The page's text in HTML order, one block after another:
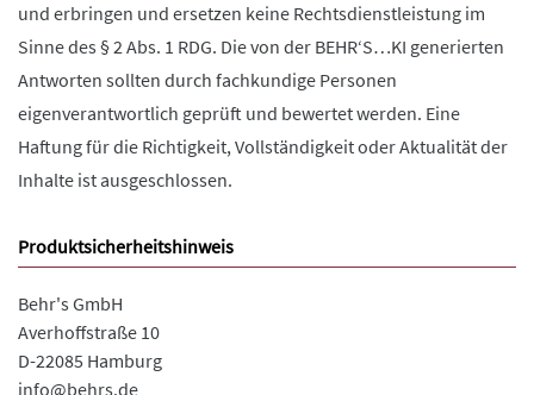
und erbringen und ersetzen keine Rechtsdienstleistung im
Sinne des § 2 Abs. 1 RDG. Die von der BEHR‘S…KI generierten
Antworten sollten durch fachkundige Personen
eigenverantwortlich geprüft und bewertet werden. Eine
Haftung für die Richtigkeit, Vollständigkeit oder Aktualität der
Inhalte ist ausgeschlossen.
Produktsicherheitshinweis
Behr's GmbH
Averhoffstraße 10
D-22085 Hamburg
info@behrs.de